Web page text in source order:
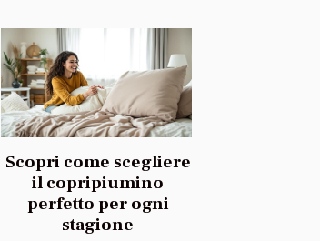
Scopri come scegliere
il copripiumino
perfetto per ogni
stagione